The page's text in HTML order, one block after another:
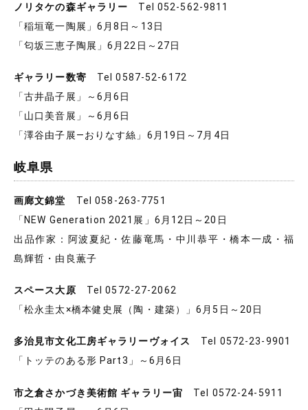
ノリタケの森ギャラリー Tel 052-562-9811
「稲垣竜一陶展」6月8日～13日
「匂坂三恵子陶展」6月22日～27日
ギャラリー数寄 Tel 0587-52-6172
「古井晶子展」～6月6日
「山口美音展」～6月6日
「澤谷由子展―おりなす絲」6月19日～7月4日
岐阜県
画廊文錦堂
Tel 058-263-7751
「NEW Generation 2021展」6月12日～20日
出品作家：阿波夏紀・佐藤竜馬・中川恭平・橋本一成・福
島輝哲・由良薫子
スペース大原 Tel 0572-27-2062
「松永圭太×橋本健史展（陶・建築）」6月5日～20日
多治見市文化工房ギャラリーヴォイス
Tel 0572-23-9901
「トッテのある形 Part3」～6月6日
市之倉さかづき美術館 ギャラリー宙 Tel 0572-24-5911